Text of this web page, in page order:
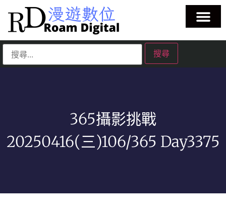
365攝影挑戰
20250416(三)106/365 Day3375